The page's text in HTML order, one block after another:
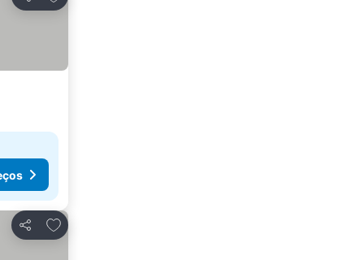
Partilhar
Partilhar
Adicionar aos favoritos